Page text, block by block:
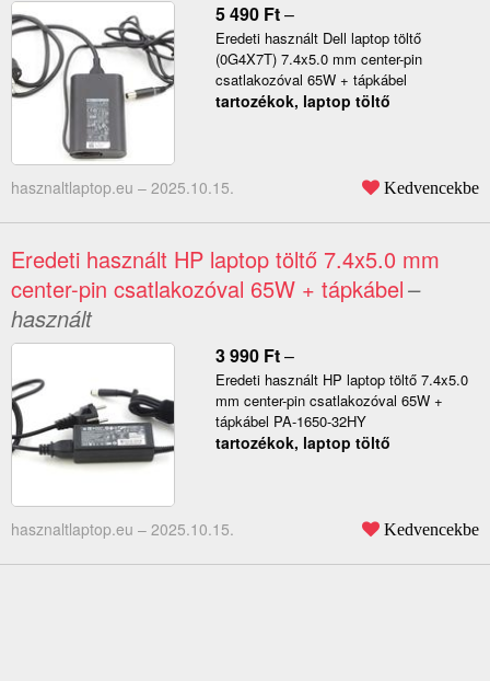
5 490 Ft–
Eredeti használt Dell laptop töltő
(0G4X7T) 7.4x5.0 mm center-pin
csatlakozóval 65W + tápkábel
tartozékok, laptop töltő
hasznaltlaptop.eu – 2025.10.15. Kedvencekbe
Eredeti használt HP laptop töltő 7.4x5.0 mm
center-pin csatlakozóval 65W + tápkábel–
használt
3 990 Ft–
Eredeti használt HP laptop töltő 7.4x5.0
mm center-pin csatlakozóval 65W +
tápkábel PA-1650-32HY
tartozékok, laptop töltő
hasznaltlaptop.eu – 2025.10.15. Kedvencekbe